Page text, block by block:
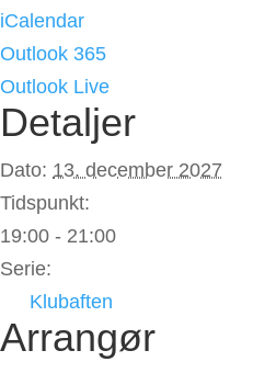
iCalendar
Outlook 365
Outlook Live
Detaljer
Dato: 13. december 2027
Tidspunkt:
19:00 - 21:00
Serie:
Klubaften
Arrangør